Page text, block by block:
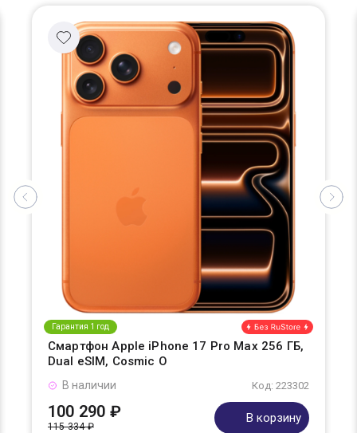
Гарантия 1 год
Смартфон Apple iPhone 17 Pro Max 256 ГБ,
Dual eSIM, Cosmic O
Код: 223302
В наличии
100 290 ₽
115 334 ₽
В корзину